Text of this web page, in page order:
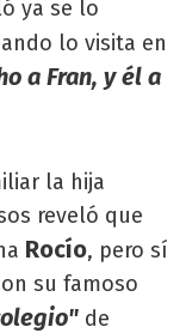
ya se lo
lo visita en
a Fran, y él a
la hija
reveló que
Rocío, pero sí
su famoso
de